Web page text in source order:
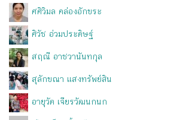
ศศิวิมล คล่องอักขระ
ศิวัช อ่วมประดิษฐ์
สฤณี อาชวานันทกุล
สุลักขณา แสงทรัพย์สิน
อายุวัต เจียรวัฒนกนก